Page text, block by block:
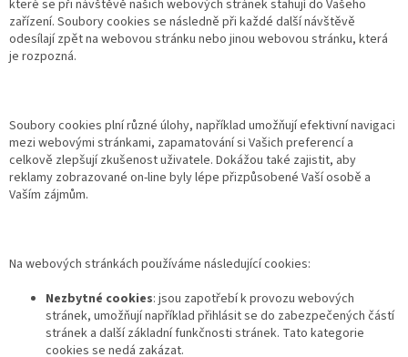
které se při návštěvě našich webových stránek stahují do Vašeho
zařízení. Soubory cookies se následně při každé další návštěvě
odesílají zpět na webovou stránku nebo jinou webovou stránku, která
je rozpozná.
Soubory cookies plní různé úlohy, například umožňují efektivní navigaci
mezi webovými stránkami, zapamatování si Vašich preferencí a
celkově zlepšují zkušenost uživatele. Dokážou také zajistit, aby
reklamy zobrazované on-line byly lépe přizpůsobené Vaší osobě a
Vaším zájmům.
Na webových stránkách používáme následující cookies:
Nezbytné cookies: jsou zapotřebí k provozu webových
stránek, umožňují například přihlásit se do zabezpečených částí
stránek a další základní funkčnosti stránek. Tato kategorie
cookies se nedá zakázat.